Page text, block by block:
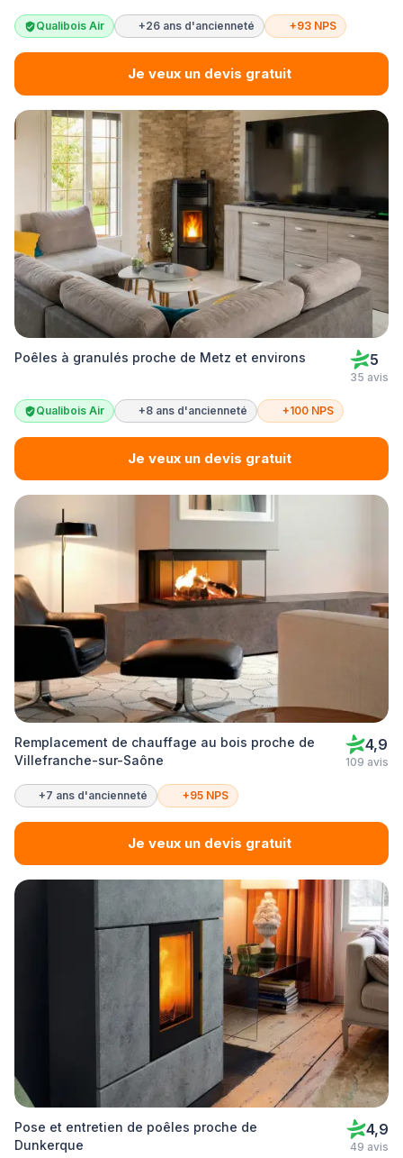
Qualibois Air +26 ans d'ancienneté +93 NPS
Je veux un devis gratuit
Poêles à granulés proche de Metz et environs 5
35 avis
Qualibois Air +8 ans d'ancienneté +100 NPS
Je veux un devis gratuit
Remplacement de chauffage au bois proche de
Villefranche-sur-Saône
4,9
109 avis
+7 ans d'ancienneté +95 NPS
Je veux un devis gratuit
Pose et entretien de poêles proche de
Dunkerque
4,9
49 avis